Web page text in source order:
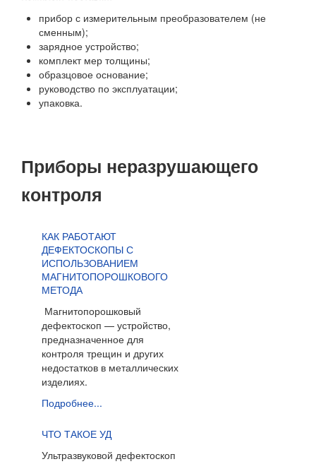
прибор с измерительным преобразователем (не
сменным);
зарядное устройство;
комплект мер толщины;
образцовое основание;
руководство по эксплуатации;
упаковка.
Приборы неразрушающего
контроля
КАК РАБОТАЮТ
ДЕФЕКТОСКОПЫ С
ИСПОЛЬЗОВАНИЕМ
МАГНИТОПОРОШКОВОГО
МЕТОДА
Магнитопорошковый
дефектоскоп — устройство,
предназначенное для
контроля трещин и других
недостатков в металлических
изделиях.
Подробнее...
ЧТО ТАКОЕ УД
Ультразвуковой дефектоскоп